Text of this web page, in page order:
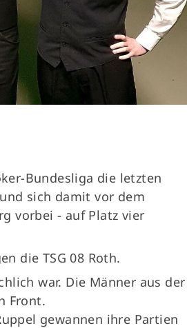
Bundesliga die letzten
sich damit vor dem
vorbei - auf Platz vier
die TSG 08 Roth.
war. Die Männer aus der
Front.
gewannen ihre Partien
& Antworten